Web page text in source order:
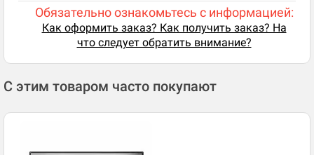
Обязательно ознакомьтесь с информацией:
Как оформить заказ? Как получить заказ? На
что следует обратить внимание?
С этим товаром часто покупают